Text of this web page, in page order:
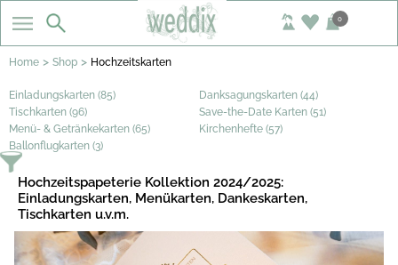
0
Home > Shop > Hochzeitskarten
Einladungskarten (85)
Danksagungskarten (44)
Tischkarten (96)
Save-the-Date Karten (51)
Menü- & Getränkekarten (65)
Kirchenhefte (57)
Ballonflugkarten (3)
Hochzeitspapeterie Kollektion 2024/2025:
Einladungskarten, Menükarten, Dankeskarten,
Tischkarten u.v.m.